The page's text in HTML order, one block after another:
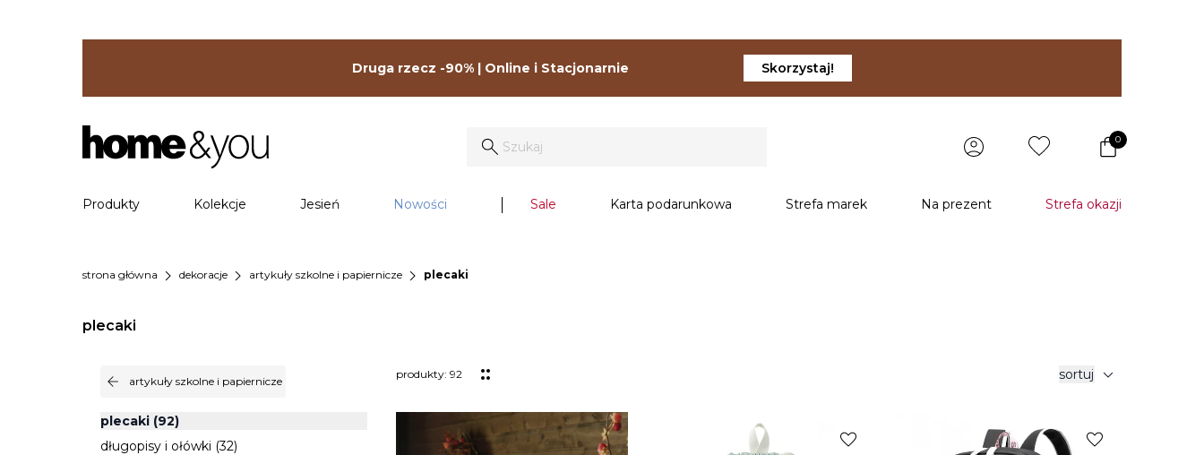
Druga rzecz -90% | Online i Stacjonarnie Skorzystaj!
0
Produkty Kolekcje Jesień Nowości Sale Karta podarunkowa Strefa marek Na prezent Strefa okazji
strona główna chevron_right dekoracje chevron_right artykuły szkolne i papiernicze chevron_right plecaki
plecaki
arrow_back artykuły szkolne i papiernicze
plecaki (92)
długopisy i ołówki (32)
produkty: 92 sortuj expand_more
favorite favorite